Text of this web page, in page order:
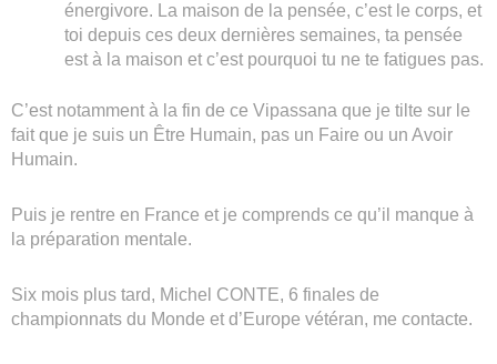
énergivore. La maison de la pensée, c’est le corps, et
toi depuis ces deux dernières semaines, ta pensée
est à la maison et c’est pourquoi tu ne te fatigues pas.
C’est notamment à la fin de ce Vipassana que je tilte sur le
fait que je suis un Être Humain, pas un Faire ou un Avoir
Humain.
Puis je rentre en France et je comprends ce qu’il manque à
la préparation mentale.
Six mois plus tard, Michel CONTE, 6 finales de
championnats du Monde et d’Europe vétéran, me contacte.